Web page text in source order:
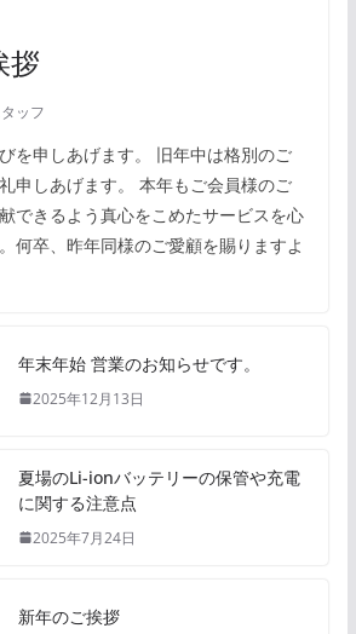
拶
ッフ
を申しあげます。 旧年中は格別のご
申しあげます。 本年もご会員様のご
できるよう真心をこめたサービスを心
何卒、昨年同様のご愛顧を賜りますよ
年末年始 営業のお知らせです。
2025年12月13日
夏場のLi-ionバッテリーの保管や充電
に関する注意点
2025年7月24日
新年のご挨拶